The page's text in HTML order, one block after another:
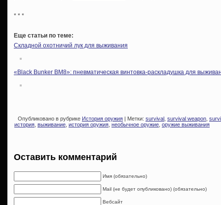
* * *
Еще статьи по теме:
Складной охотничий лук для выживания
«Black Bunker BM8»: пневматическая винтовка-раскладушка для
Опубликовано в рубрике История оружия | Метки: survival survival weapon
история выживание история оружия необычное оружие оружие выживания
Оставить комментарий
Имя (обязательно)
Mail (не будет опубликовано) (обязательно)
Вебсайт